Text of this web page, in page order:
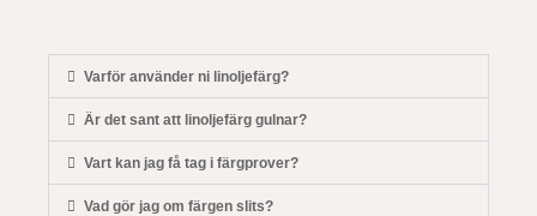
Varför använder ni linoljefärg?
Är det sant att linoljefärg gulnar?
Vart kan jag få tag i färgprover?
Vad gör jag om färgen slits?